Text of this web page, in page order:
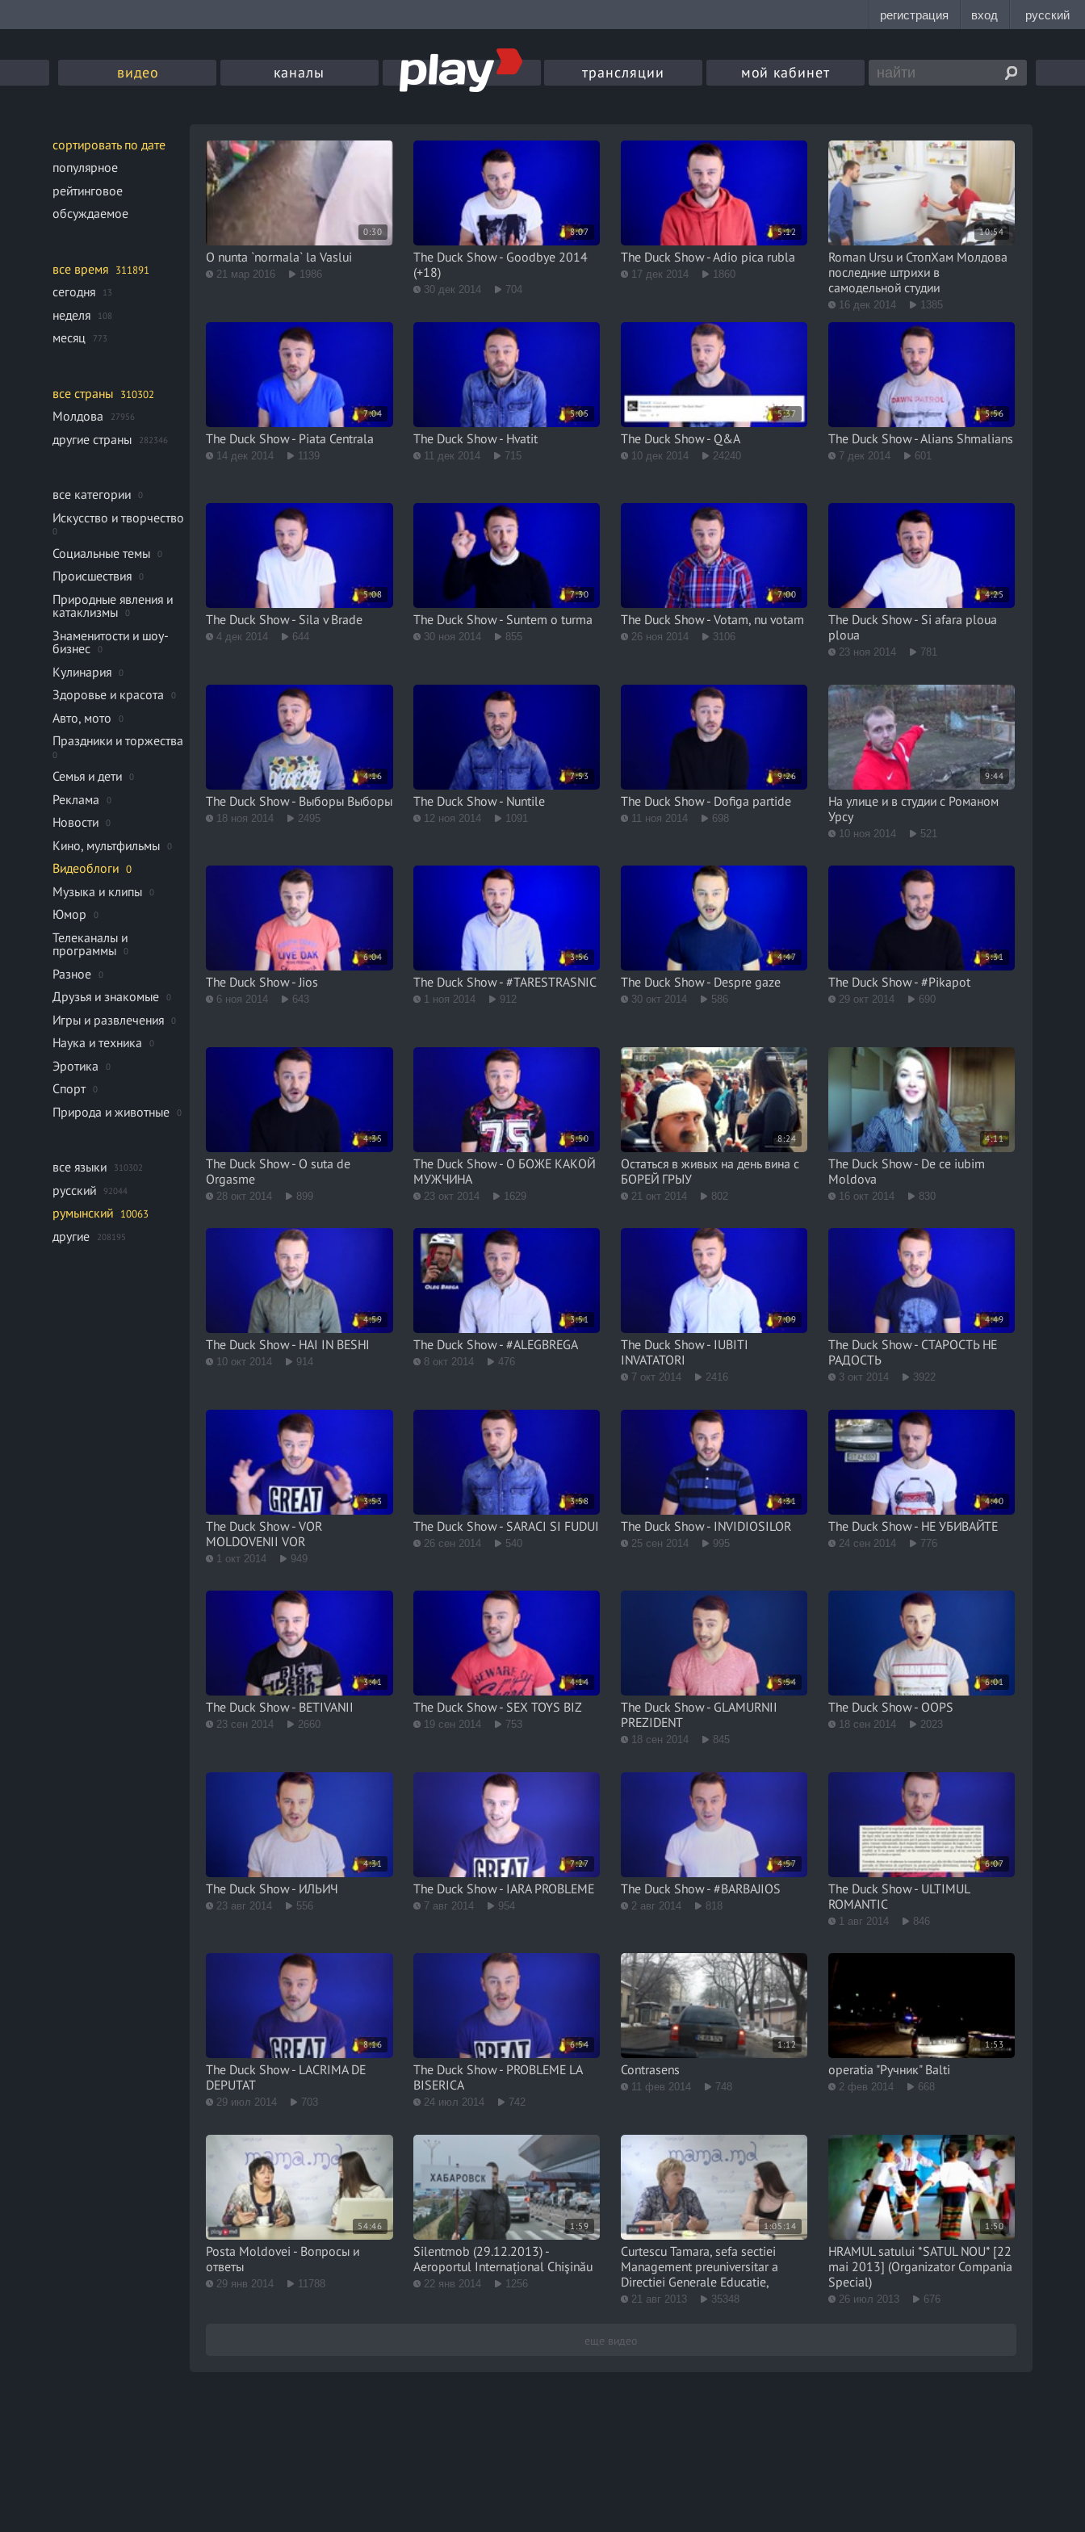
видео каналы трансляции мой кабинет
сортировать по дате
популярное
рейтинговое
обсуждаемое
все время 311891
сегодня 13
неделя 108
месяц 773
все страны 310302
Молдова 27956
другие страны 282346
все категории 0
Искусство и творчество
0
Социальные темы 0
Происшествия 0
Природные явления и
катаклизмы
0
Знаменитости и шоу-
бизнес
0
Кулинария 0
Здоровье и красота 0
Авто, мото 0
Праздники и торжества
0
Семья и дети 0
Реклама 0
Новости 0
Кино, мультфильмы 0
Видеоблоги 0
Музыка и клипы 0
Юмор 0
Телеканалы и
программы
0
Разное 0
Друзья и знакомые 0
Игры и развлечения 0
Наука и техника 0
Эротика 0
Спорт 0
Природа и животные 0
все языки 310302
русский 92044
румынский 10063
другие 208195
0:30
O nunta `normala` la Vaslui
21 мар 2016 1986
8:07
The Duck Show - Goodbye 2014
(+18)
30 дек 2014 704
5:12
The Duck Show - Adio pica rubla
17 дек 2014 1860
10:54
Roman Ursu и СтопХам Молдова
последние штрихи в
самодельной студии
16 дек 2014 1385
7:04
The Duck Show - Piata Centrala
14 дек 2014 1139
5:05
The Duck Show - Hvatit
11 дек 2014 715
5:37
The Duck Show - Q&A
10 дек 2014 24240
5:56
The Duck Show - Alians Shmalians
7 дек 2014 601
5:08
The Duck Show - Sila v Brade
4 дек 2014 644
7:30
The Duck Show - Suntem o turma
30 ноя 2014 855
7:00
The Duck Show - Votam, nu votam
26 ноя 2014 3106
4:25
The Duck Show - Si afara ploua
ploua
23 ноя 2014 781
4:16
The Duck Show - Выборы Выборы
18 ноя 2014 2495
7:53
The Duck Show - Nuntile
12 ноя 2014 1091
9:26
The Duck Show - Dofiga partide
11 ноя 2014 698
9:44
На улице и в студии с Романом
Урсу
10 ноя 2014 521
6:04
The Duck Show - Jios
6 ноя 2014 643
3:56
The Duck Show - #TARESTRASNIC
1 ноя 2014 912
4:47
The Duck Show - Despre gaze
30 окт 2014 586
5:31
The Duck Show - #Pikapot
29 окт 2014 690
4:35
The Duck Show - O suta de
Orgasme
28 окт 2014 899
5:50
The Duck Show - О БОЖЕ КАКОЙ
МУЖЧИНА
23 окт 2014 1629
8:24
Остаться в живых на день вина с
БОРЕЙ ГРЫУ
21 окт 2014 802
4:11
The Duck Show - De ce iubim
Moldova
16 окт 2014 830
4:59
The Duck Show - HAI IN BESHI
10 окт 2014 914
3:51
The Duck Show - #ALEGBREGA
8 окт 2014 476
7:09
The Duck Show - IUBITI
INVATATORI
7 окт 2014 2416
4:49
The Duck Show - СТАРОСТЬ НЕ
РАДОСТЬ
3 окт 2014 3922
3:53
The Duck Show - VOR
MOLDOVENII VOR
1 окт 2014 949
3:58
The Duck Show - SARACI SI FUDUI
26 сен 2014 540
4:31
The Duck Show - INVIDIOSILOR
25 сен 2014 995
4:40
The Duck Show - НЕ УБИВАЙТЕ
24 сен 2014 776
3:41
The Duck Show - BETIVANII
23 сен 2014 2660
4:14
The Duck Show - SEX TOYS BIZ
19 сен 2014 753
5:54
The Duck Show - GLAMURNII
PREZIDENT
18 сен 2014 845
6:01
The Duck Show - OOPS
18 сен 2014 2023
4:31
The Duck Show - ИЛЬИЧ
23 авг 2014 556
7:27
The Duck Show - IARA PROBLEME
7 авг 2014 954
4:57
The Duck Show - #BARBAJIOS
2 авг 2014 818
6:07
The Duck Show - ULTIMUL
ROMANTIC
1 авг 2014 846
8:16
The Duck Show - LACRIMA DE
DEPUTAT
29 июл 2014 703
6:54
The Duck Show - PROBLEME LA
BISERICA
24 июл 2014 742
1:12
Contrasens
11 фев 2014 748
1:53
operatia "Ручник" Balti
2 фев 2014 668
54:46
Posta Moldovei - Вопросы и
ответы
29 янв 2014 11788
1:59
Silentmob (29.12.2013) -
Aeroportul Internațional Chişinău
22 янв 2014 1256
1:05:14
Curtescu Tamara, sefa sectiei
Management preuniversitar a
Directiei Generale Educatie,
Tineret si Sport
21 авг 2013 35348
1:50
HRAMUL satului *SATUL NOU* [22
mai 2013] (Organizator Compania
Special)
26 июл 2013 676
еще видео